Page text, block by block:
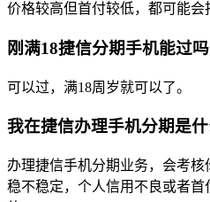
价格较高但首付较低，都可能会
刚满18捷信分期手机能过吗
可以过，满18周岁就可以了。
我在捷信办理手机分期是
办理捷信手机分期业务，会考
稳不稳定，个人信用不良或者